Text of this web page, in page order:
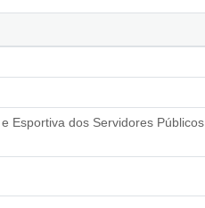
Esportiva dos Servidores Públicos